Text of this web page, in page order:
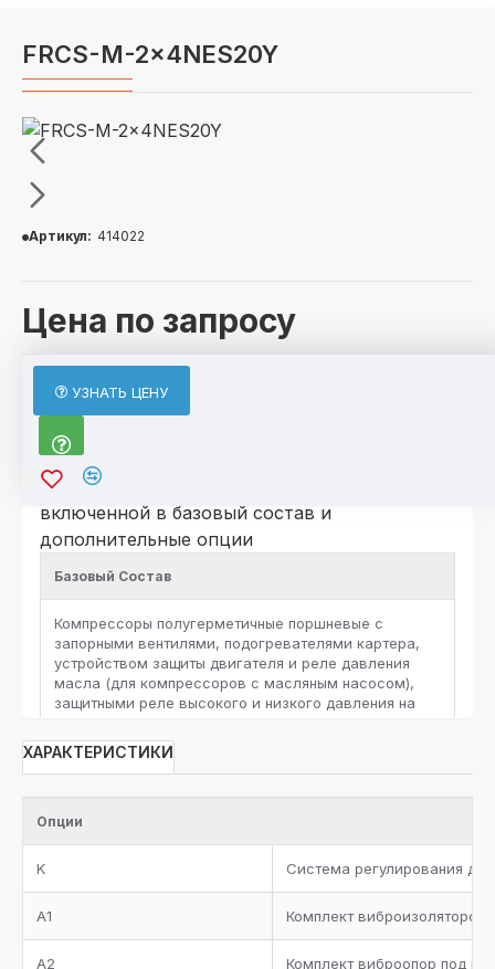
FRCS-M-2x4NES20Y
Цена по запросу
Артикул: 414022
УЗНАТЬ ЦЕНУ
ОПИСАНИЕ
По отдельному запросу возможно
исполнение агрегатов в комплектации, не
включенной в базовый состав и
дополнительные опции
Базовый Состав
Компрессоры полугерметичные поршневые с
запорными вентилями, подогревателями картера,
устройством защиты двигателя и реле давления
масла (для компрессоров с масляным насосом),
защитными реле высокого и низкого давления на
Коллектор нагнетания
Отделитель масла с нагревателем, запорным
между масляным ресивером и коллектором
всасывания. Запорный вентиль на линию подачи
масла, электронный регулятор уровня масла на
ХАРАКТЕРИСТИКИ
Опции
K Система регулирования
A1 Комплект
A2 Комплект виброопор под